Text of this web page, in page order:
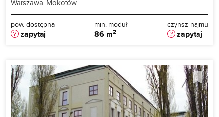
Warszawa, Mokotów
pow. dostępna
zapytaj
min. moduł
86 m2
czynsz najmu
zapytaj